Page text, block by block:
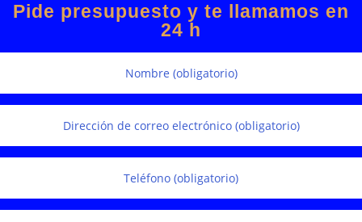
Pide presupuesto y te llamamos en
24 h